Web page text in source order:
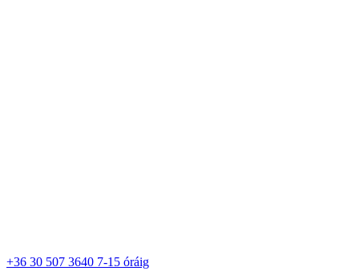
+36 30 507 3640 7-15 óráig